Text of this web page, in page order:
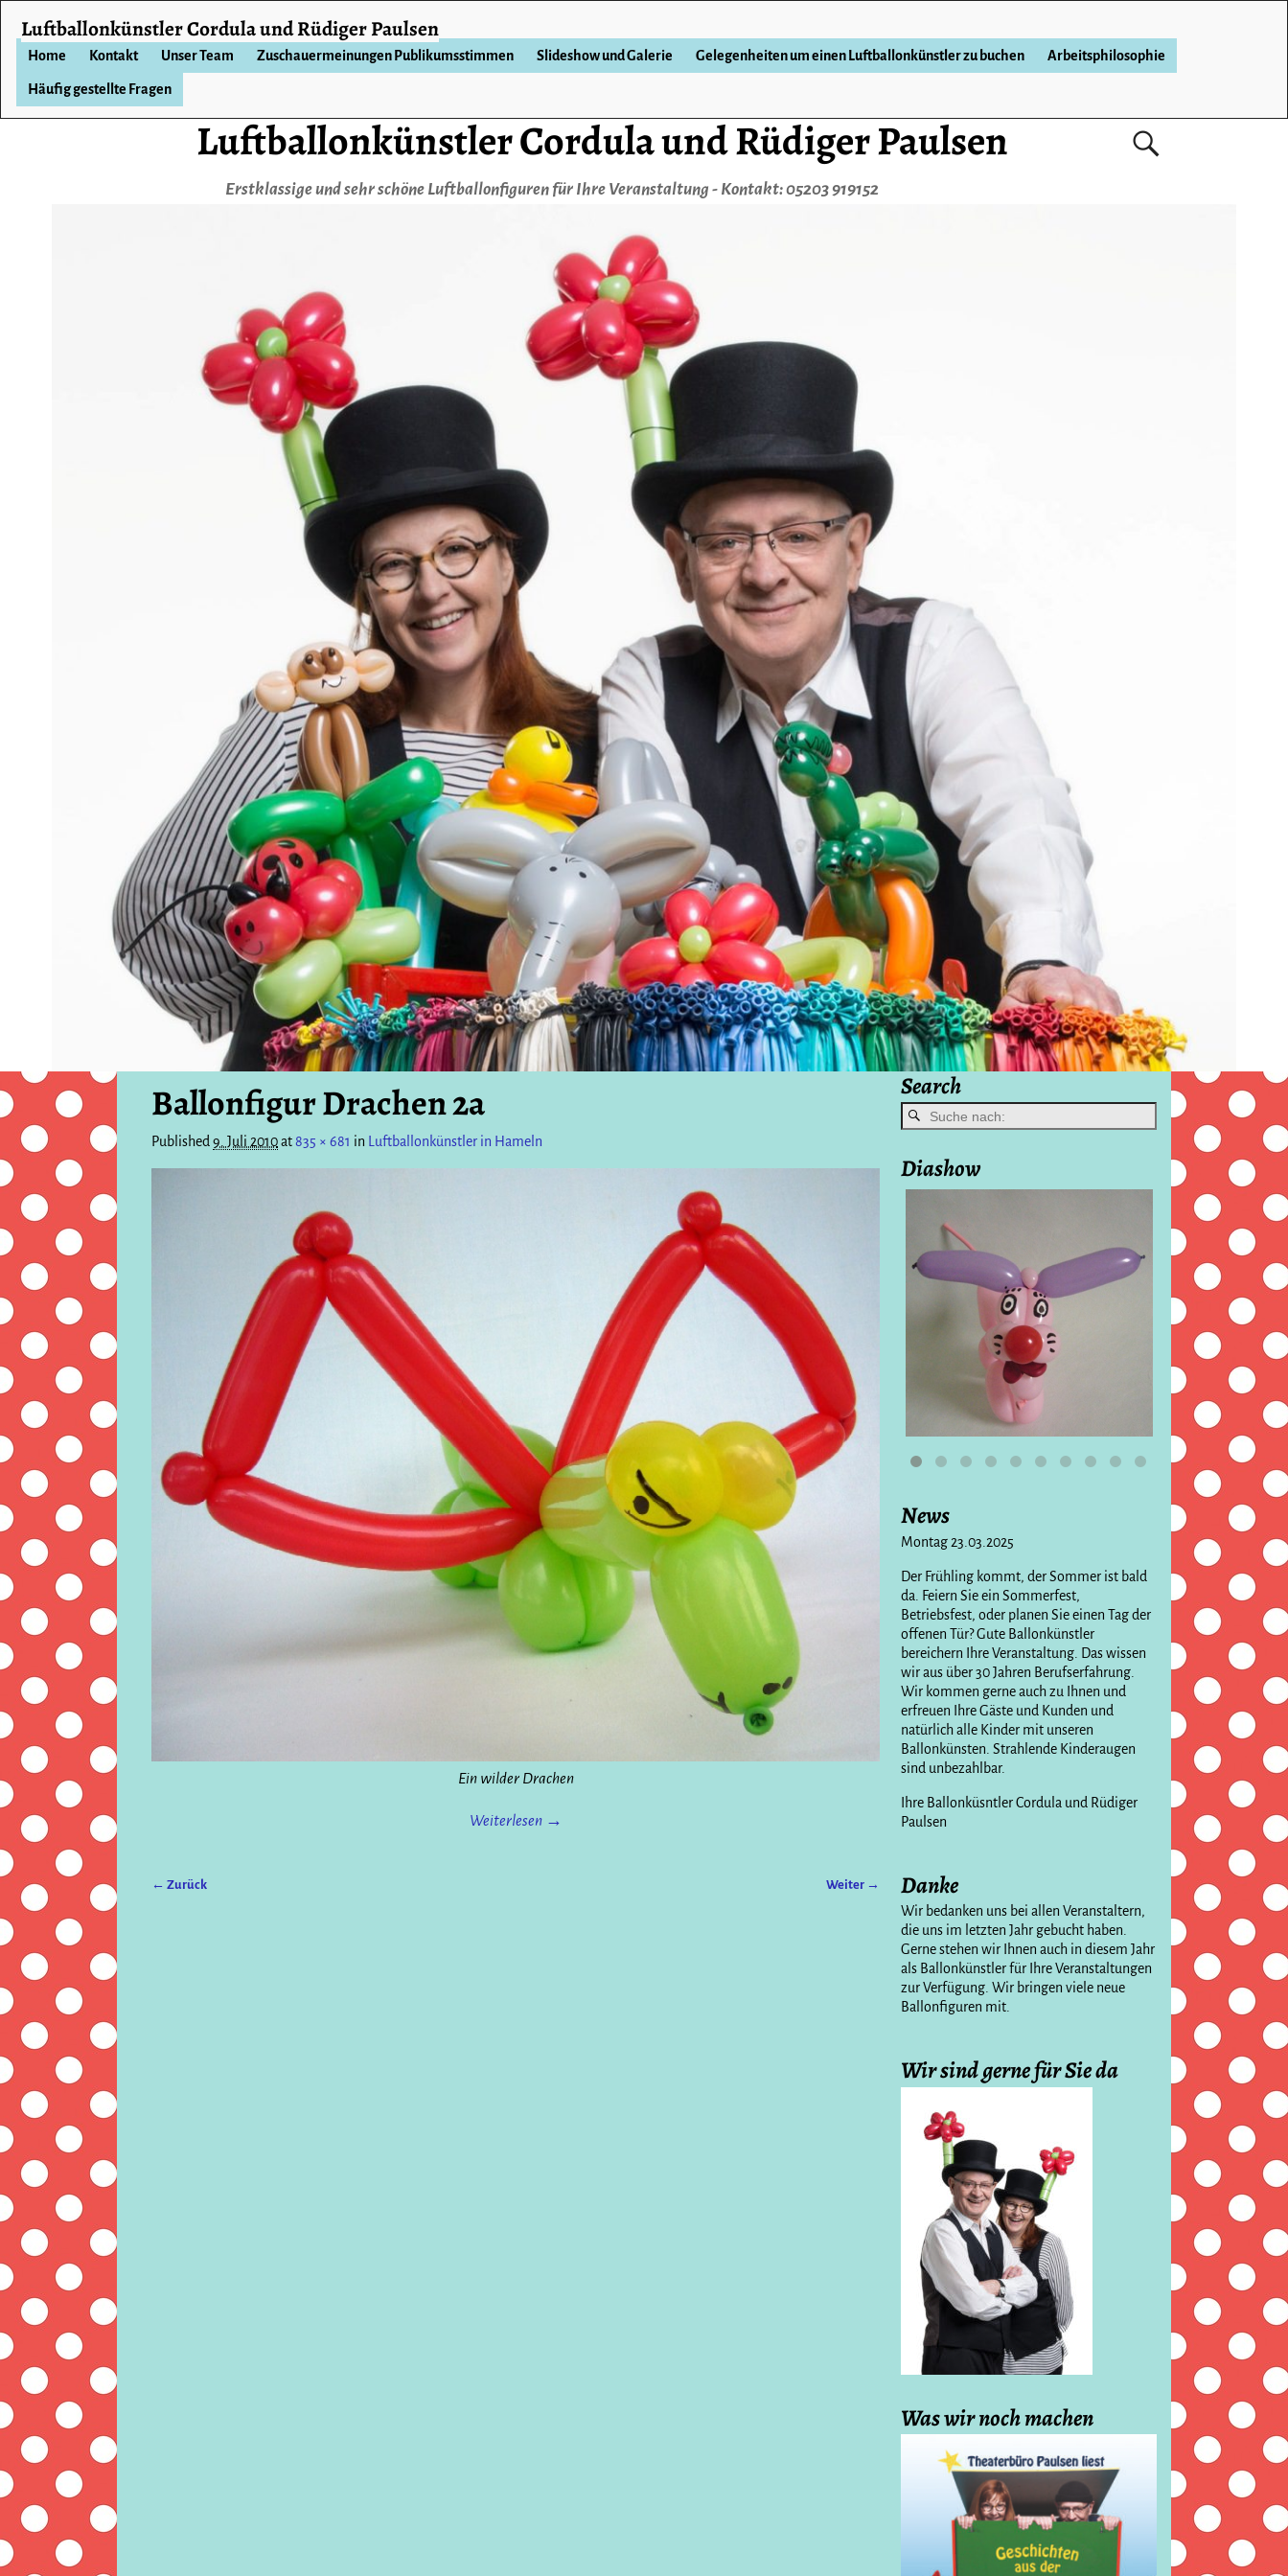
Luftballonkünstler Cordula und Rüdiger Paulsen
Erstklassige und sehr schöne Luftballonfiguren für Ihre Veranstaltung - Kontakt: 05203 919152
Luftballonkünstler Cordula und Rüdiger Paulsen
Home Kontakt Unser Team Zuschauermeinungen Publikumsstimmen Slideshow und Galerie Gelegenheiten um einen Luftballonkünstler zu buchen Arbeitsphilosophie
Häufig gestellte Fragen
Ballonfigur Drachen 2a
Published9. Juli 2010at835 × 681 in Luftballonkünstler in Hameln
Ein wilder Drachen
Weiterlesen →
← Zurück Weiter →
Search
Diashow
News
Montag 23.03.2025
Der Frühling kommt, der Sommer ist bald
da. Feiern Sie ein Sommerfest,
Betriebsfest, oder planen Sie einen Tag der
offenen Tür? Gute Ballonkünstler
bereichern Ihre Veranstaltung. Das wissen
wir aus über 30 Jahren Berufserfahrung.
Wir kommen gerne auch zu Ihnen und
erfreuen Ihre Gäste und Kunden und
natürlich alle Kinder mit unseren
Ballonkünsten. Strahlende Kinderaugen
sind unbezahlbar.
Ihre Ballonküsntler Cordula und Rüdiger
Paulsen
Danke
Wir bedanken uns bei allen Veranstaltern,
die uns im letzten Jahr gebucht haben.
Gerne stehen wir Ihnen auch in diesem Jahr
als Ballonkünstler für Ihre Veranstaltungen
zur Verfügung. Wir bringen viele neue
Ballonfiguren mit.
Wir sind gerne für Sie da
Was wir noch machen